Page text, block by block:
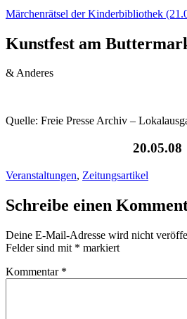
Märchenrätsel der Kinderbibliothek
Kunstfest am
& Anderes
Quelle: Freie Presse Archiv –
20.05.08
Veranstaltungen, Zeitungsartikel
Schreibe einen
Deine E-Mail-Adresse wird nicht
Felder sind mit * markiert
Kommentar *